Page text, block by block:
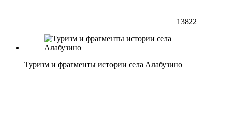
13822
Туризм и фрагменты истории села Алабузино